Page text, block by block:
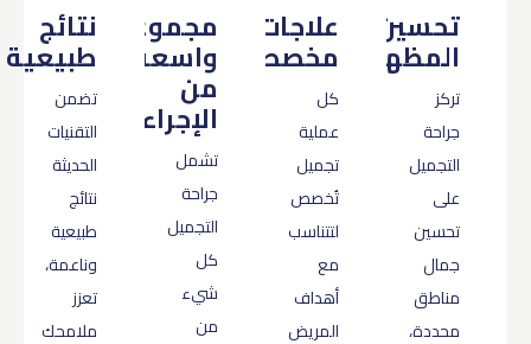
تحسين
المظهر
تركز
جراحة
التجميل
على
تحسين
جمال
مناطق
محددة،
علاجات
مخصصة
كل
عملية
تجميل
تُخصص
لتتناسب
مع
أهداف
المريض
مجموعة
واسعة
من
الإجراءات
تشمل
جراحة
التجميل
كل
شيء
من
نتائج
طبيعية
تضمن
التقنيات
الحديثة
نتائج
طبيعية
وناعمة،
تعزز
ملامحك